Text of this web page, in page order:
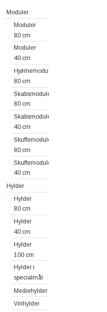
Moduler
Moduler
80 cm
Moduler
40 cm
Hjørnemoduler
80 cm
Skabsmoduler
80 cm
Skabsmoduler
40 cm
Skuffemoduler
80 cm
Skuffemoduler
40 cm
Hylder
Hylder
80 cm
Hylder
40 cm
Hylder
100 cm
Hylder i
specialmål
Mediehylder
Vinhylder